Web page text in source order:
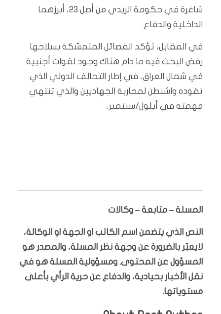
شاغرة في حكومة الزيدي من أصل 23، أبرزهما
الداخلية والدفاع.
في المقابل، تؤكد الفصائل المتمسّكة بسلاحها
رفض البحث فيه ما دام هناك وجود لقوات أجنبية
في شمال العراق، في إطار التحالف الدولي الذي
تقوده واشنطن لمحاربة الجهاديين والذي تنتهي
مهمته في أيلول/سبتمبر.
المسلة – متابعة – وكالات
النص الذي يتضمن اسم الكاتب او الجهة او الوكالة،
لايعبّر بالضرورة عن وجهة نظر المسلة، والمصدر هو
المسؤول عن المحتوى. ومسؤولية المسلة هو في
نقل الأخبار بحيادية، والدفاع عن حرية الرأي بأعلى
مستوياتها.